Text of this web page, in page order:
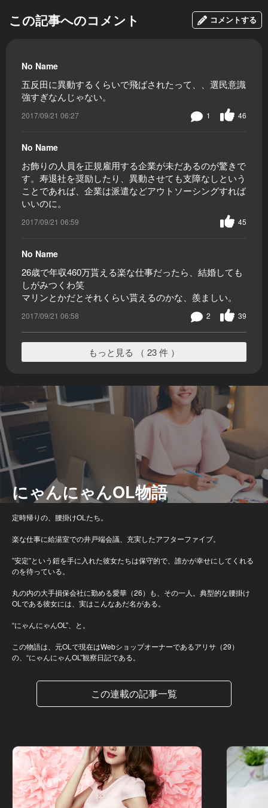
この記事へのコメント コメントする
No Name
五反田に異動するくらいで飛ばされたって、、選民意識
強すぎなんじゃない。
2017/09/21 06:27 46
1
No Name
お飾りの人員を正規雇用する企業が未だあるのが驚きで
す。寿退社を奨励したり、異動させても支障なしという
ことであれば、企業は派遣などアウトソーシングすれば
いいのに。
2017/09/21 06:59 45
No Name
26歳で年収460万貰える楽な仕事だったら、結婚しても
しがみつくわ笑
マリンとかだとそれくらい貰えるのかな、羨ましい。
2017/09/21 06:58 39
2
もっと見る （ 23 件 ）
にゃんにゃんOL物語
定時帰りの、腰掛けOLたち。
楽な仕事に給湯室での井戸端会議、充実したアフターファイブ。
”安定”という鎧を手に入れた彼女たちは保守的で、誰かが幸せにしてくれる
のを待っている。
丸の内の大手損保会社に勤める愛華（26）も、その一人。典型的な腰掛け
OLである彼女には、実はこんなあだ名がある。
“にゃんにゃんOL”、と。
この物語は、元OLで現在はWebショップオーナーであるアリサ（29）
の、“にゃんにゃんOL”観察日記である。
この連載の記事一覧